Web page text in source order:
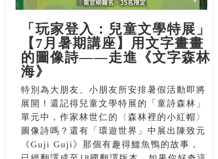
「玩家登入：兒童文學特展」
【7月暑期講座】用文字畫畫
的圖像詩——走進《文字森林
海》
特別為大朋友、小朋友所安排暑假活動即將
展開！還記得兒童文學特展的「童詩森林」
單元中，作家林世仁的〈森林裡的小紅帽〉
圖像詩嗎？還有「環遊世界」中展出陳致元
《Guji Guji》那個有趣得鱷魚鴨的故事，